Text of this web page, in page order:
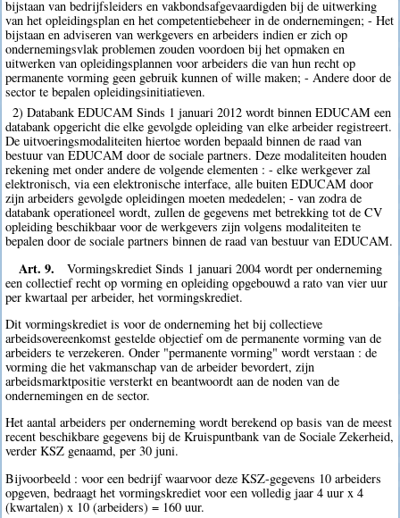
bijstaan van bedrijfsleiders en vakbondsafgevaardigden bij de uitwerking
van het opleidingsplan en het competentiebeheer in de ondernemingen; - Het
bijstaan en adviseren van werkgevers en arbeiders indien er zich op
ondernemingsvlak problemen zouden voordoen bij het opmaken en
uitwerken van opleidingsplannen voor arbeiders die van hun recht op
permanente vorming geen gebruik kunnen of wille maken; - Andere door de
sector te bepalen opleidingsinitiatieven.
2) Databank EDUCAM Sinds 1 januari 2012 wordt binnen EDUCAM een
databank opgericht die elke gevolgde opleiding van elke arbeider registreert.
De uitvoeringsmodaliteiten hiertoe worden bepaald binnen de raad van
bestuur van EDUCAM door de sociale partners. Deze modaliteiten houden
rekening met onder andere de volgende elementen : - elke werkgever zal
elektronisch, via een elektronische interface, alle buiten EDUCAM door
zijn arbeiders gevolgde opleidingen moeten mededelen; - van zodra de
databank operationeel wordt, zullen de gegevens met betrekking tot de CV
opleiding beschikbaar voor de werkgevers zijn volgens modaliteiten te
bepalen door de sociale partners binnen de raad van bestuur van EDUCAM.
Art. 9.
Vormingskrediet Sinds 1 januari 2004 wordt per onderneming
een collectief recht op vorming en opleiding opgebouwd a rato van vier uur
per kwartaal per arbeider, het vormingskrediet.
Dit vormingskrediet is voor de onderneming het bij collectieve
arbeidsovereenkomst gestelde objectief om de permanente vorming van de
arbeiders te verzekeren. Onder "permanente vorming" wordt verstaan : de
vorming die het vakmanschap van de arbeider bevordert, zijn
arbeidsmarktpositie versterkt en beantwoordt aan de noden van de
ondernemingen en de sector.
Het aantal arbeiders per onderneming wordt berekend op basis van de meest
recent beschikbare gegevens bij de Kruispuntbank van de Sociale Zekerheid,
verder KSZ genaamd, per 30 juni.
Bijvoorbeeld : voor een bedrijf waarvoor deze KSZ-gegevens 10 arbeiders
opgeven, bedraagt het vormingskrediet voor een volledig jaar 4 uur x 4
(kwartalen) x 10 (arbeiders) = 160 uur.